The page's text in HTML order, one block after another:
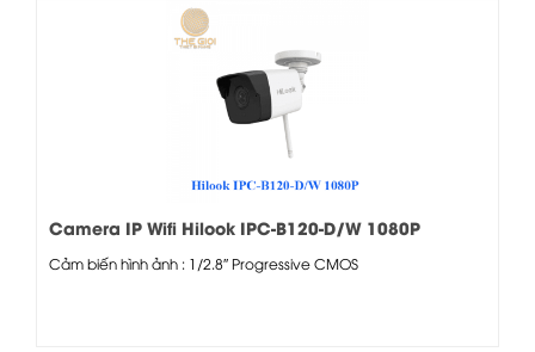
Camera IP Wifi Hilook IPC-B120-D/W 1080P
Cảm biến hình ảnh : 1/2.8″ Progressive CMOS